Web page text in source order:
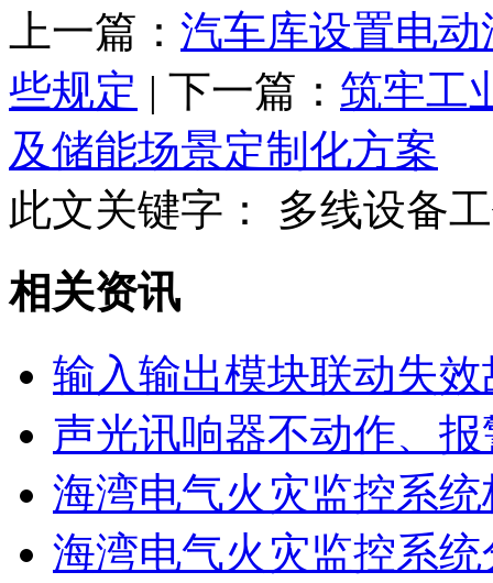
上一篇： 汽车库设置电
些规定 | 下一篇： 筑牢工
及储能场景定制化方案
此文关键字：
多线设备
相关资讯
输入输出模块联动失效
声光讯响器不动作、
海湾电气火灾监控系
海湾电气火灾监控系